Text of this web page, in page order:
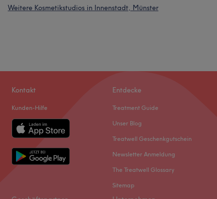
Weitere Kosmetikstudios in Innenstadt, Münster
Kontakt
Kunden-Hilfe
Entdecke
Treatment Guide
Unser Blog
Treatwell Geschenkgutschein
Newsletter Anmeldung
The Treatwell Glossary
Sitemap